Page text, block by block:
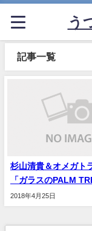
う
記事一覧
杉山清貴＆オメガト
「ガラスのPALM
2018年4月25日